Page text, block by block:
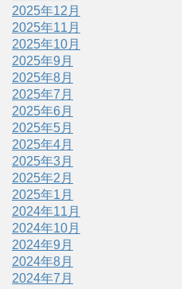
2025年12月
2025年11月
2025年10月
2025年9月
2025年8月
2025年7月
2025年6月
2025年5月
2025年4月
2025年3月
2025年2月
2025年1月
2024年11月
2024年10月
2024年9月
2024年8月
2024年7月